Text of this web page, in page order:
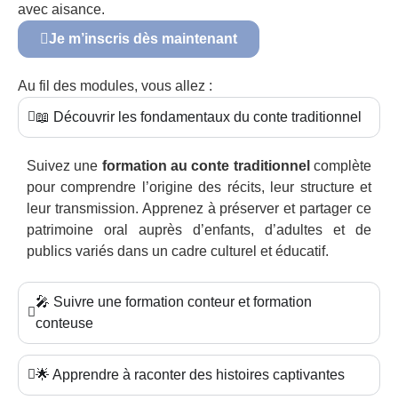
avec aisance.
Je m’inscris dès maintenant
Au fil des modules, vous allez :
📖 Découvrir les fondamentaux du conte traditionnel
Suivez une formation au conte traditionnel complète
pour comprendre l’origine des récits, leur structure et
leur transmission. Apprenez à préserver et partager ce
patrimoine oral auprès d’enfants, d’adultes et de
publics variés dans un cadre culturel et éducatif.
🎤 Suivre une formation conteur et formation
conteuse
🌟 Apprendre à raconter des histoires captivantes